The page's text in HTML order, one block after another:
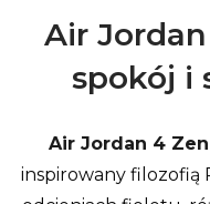
Air
spokój i
Air Jordan 4
inspirowany filozofią